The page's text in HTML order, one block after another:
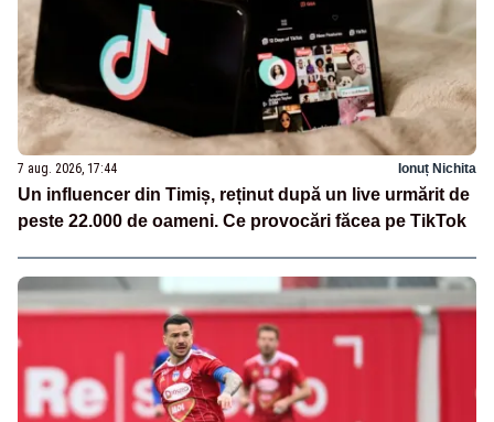
7 aug. 2026, 17:44 Ionuț Nichita
Un influencer din Timiș, reținut după un live urmărit de
peste 22.000 de oameni. Ce provocări făcea pe TikTok